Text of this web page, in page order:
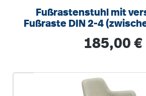
Fußrastenstuhl mit
Fußraste DIN 2-4
Regulärer Preis:
185,00 €